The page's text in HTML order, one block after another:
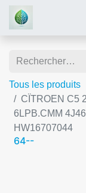
Tous les produits
CÏTROEN C5
6LPB.CMM
HW16707044
64--